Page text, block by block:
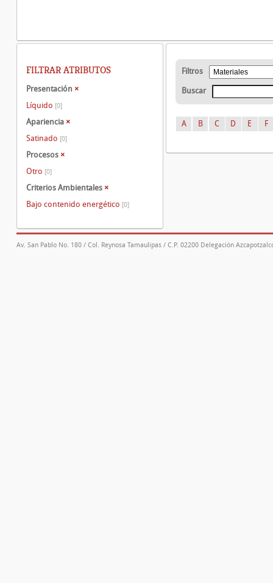
Filtros
Buscar
A B C D E F
FILTRAR ATRIBUTOS
Presentación ×
Líquido [0]
Apariencia ×
Satinado [0]
Procesos ×
Otro [0]
Criterios Ambientales ×
Bajo contenido energético [0]
Av. San Pablo No. 180 / Col. Reynosa Tamaulipas / C.P. 02200 Delegación